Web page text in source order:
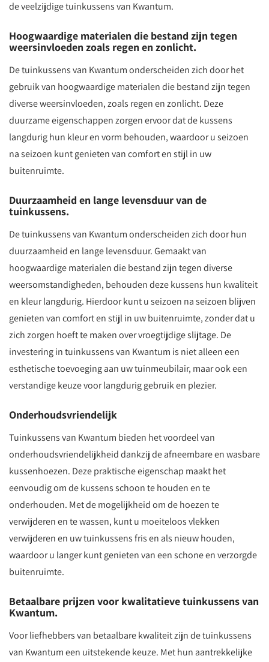
de veelzijdige tuinkussens van Kwantum.
Hoogwaardige materialen die bestand zijn tegen
weersinvloeden zoals regen en zonlicht.
De tuinkussens van Kwantum onderscheiden zich door het
gebruik van hoogwaardige materialen die bestand zijn tegen
diverse weersinvloeden, zoals regen en zonlicht. Deze
duurzame eigenschappen zorgen ervoor dat de kussens
langdurig hun kleur en vorm behouden, waardoor u seizoen
na seizoen kunt genieten van comfort en stijl in uw
buitenruimte.
Duurzaamheid en lange levensduur van de
tuinkussens.
De tuinkussens van Kwantum onderscheiden zich door hun
duurzaamheid en lange levensduur. Gemaakt van
hoogwaardige materialen die bestand zijn tegen diverse
weersomstandigheden, behouden deze kussens hun kwaliteit
en kleur langdurig. Hierdoor kunt u seizoen na seizoen blijven
genieten van comfort en stijl in uw buitenruimte, zonder dat u
zich zorgen hoeft te maken over vroegtijdige slijtage. De
investering in tuinkussens van Kwantum is niet alleen een
esthetische toevoeging aan uw tuinmeubilair, maar ook een
verstandige keuze voor langdurig gebruik en plezier.
Onderhoudsvriendelijk
Tuinkussens van Kwantum bieden het voordeel van
onderhoudsvriendelijkheid dankzij de afneembare en wasbare
kussenhoezen. Deze praktische eigenschap maakt het
eenvoudig om de kussens schoon te houden en te
onderhouden. Met de mogelijkheid om de hoezen te
verwijderen en te wassen, kunt u moeiteloos vlekken
verwijderen en uw tuinkussens fris en als nieuw houden,
waardoor u langer kunt genieten van een schone en verzorgde
buitenruimte.
Betaalbare prijzen voor kwalitatieve tuinkussens van
Kwantum.
Voor liefhebbers van betaalbare kwaliteit zijn de tuinkussens
van Kwantum een uitstekende keuze. Met hun aantrekkelijke